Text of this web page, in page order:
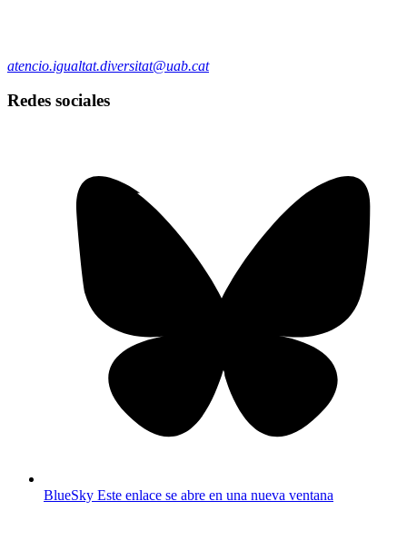
atencio.igualtat.diversitat@uab.cat
Redes sociales
BlueSky Este enlace se abre en una nueva ventana